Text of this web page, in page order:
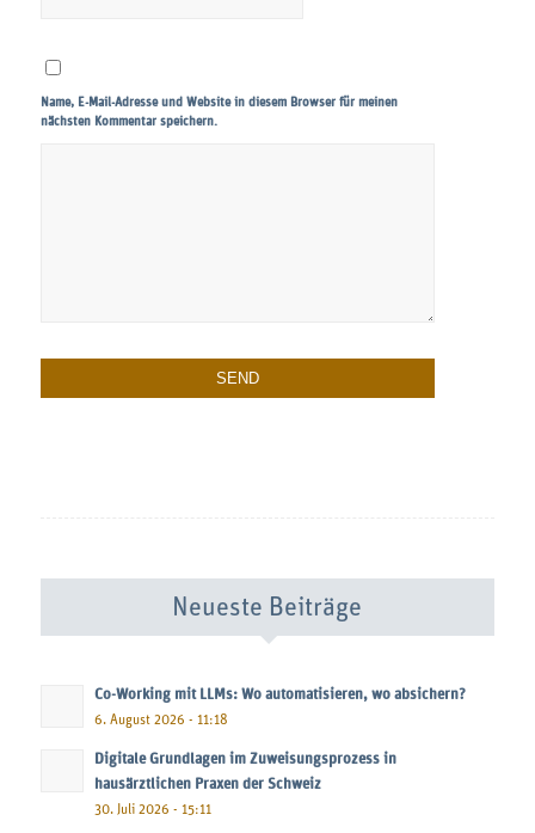
Name, E-Mail-Adresse und Website in diesem Browser für meinen
nächsten Kommentar speichern.
Neueste Beiträge
Co-Working mit LLMs: Wo automatisieren, wo absichern?
6. August 2026 - 11:18
Digitale Grundlagen im Zuweisungsprozess in
hausärztlichen Praxen der Schweiz
30. Juli 2026 - 15:11